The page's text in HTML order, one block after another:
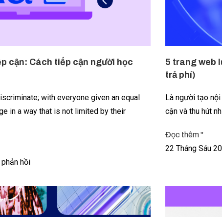
cận: Cách tiếp cận người học
with everyone given an equal
in a way that is not limited by their
hồi
5 trang web
trả phí)
Là người tạo
cận và thu hút
Đọc thêm "
22 Tháng Sáu